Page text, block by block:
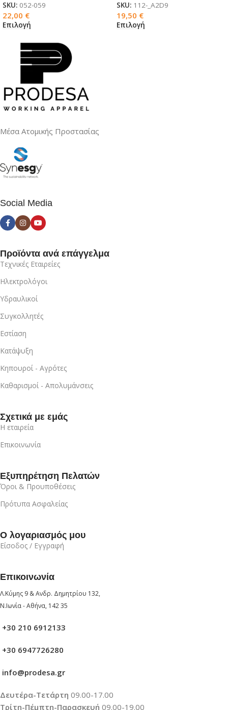
SKU: 052-059
22,00 €
Επιλογή
SKU: 112-_A2D9
19,50 €
Επιλογή
Μέσα Ατομικής Προστασίας
Social Media
Προϊόντα ανά επάγγελμα
Τεχνικές Εταιρείες
Ηλεκτρολόγοι
Υδραυλικοί
Συγκολλητές
Εστίαση
Κατάψυξη
Κηπουροί - Αγρότες
Καθαρισμοί - Απολυμάνσεις
Σχετικά με εμάς
Η εταιρεία
Επικοινωνία
Εξυπηρέτηση Πελατών
Όροι & Προυποθέσεις
Πρότυπα Ασφαλείας
Ο λογαριασμός μου
Είσοδος / Εγγραφή
Επικοινωνία
Λ.Κύμης 9 & Ανδρ. Δημητρίου 132,
Ν.Ιωνία - Αθήνα, 142 35
+30 210 6912133
+30 6947726280
info@prodesa.gr
Δευτέρα-Τετάρτη 09.00-17.00
Τρίτη-Πέμπτη-Παρασκευή 09.00-19.00